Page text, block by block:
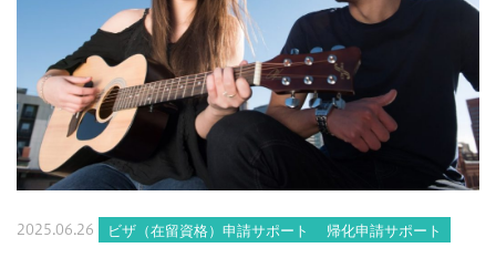
2025.06.26 ビザ（在留資格）申請サポート 帰化申請サポート